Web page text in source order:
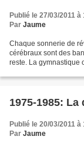
Publié le 27/03/2011 à
Par Jaume
Chaque sonnerie de
cérébraux sont des
reste. La gymnastique
1975-1985:
Publié le 20/03/2011 à
Par Jaume